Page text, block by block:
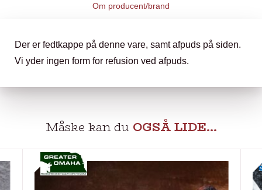
Om producent/brand
Der er fedtkappe på denne vare, samt afpuds på siden.
Vi yder ingen form for refusion ved afpuds.
Måske kan du OGSÅ LIDE…